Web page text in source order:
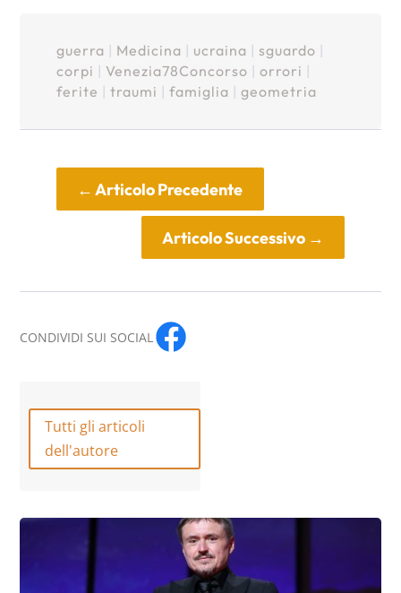
guerra Medicina ucraina sguardo
corpi
Venezia78Concorso orrori
ferite
traumi famiglia geometria
←Articolo Precedente
Articolo Successivo→
CONDIVIDI SUI SOCIAL
Tutti gli articoli
dell'autore